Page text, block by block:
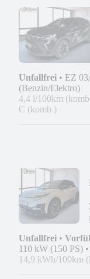
Unfallfrei • EZ
(Benzin/Elektro)
4,4 l/100km
C (komb.)
Unfallfrei •
110 kW (150 PS) •
14,9 kWh/100km